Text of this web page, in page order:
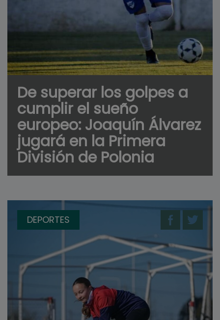
De superar los golpes a
cumplir el sueño
europeo: Joaquín Álvarez
jugará en la Primera
División de Polonia
DEPORTES